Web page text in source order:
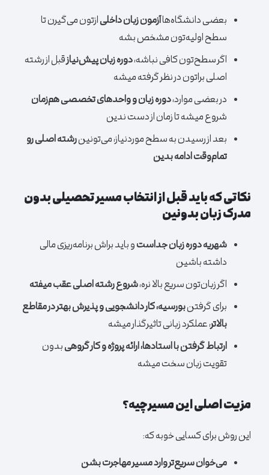
بعضی دانشگاه‌هاآزمون زبان داخلیازتون می‌گیرن تا
سطح اولیه‌تون مشخص بشه
اگر سطح‌تون کافی نباشه،دوره زبان پیش‌نیازقبل از رشته
اصلی براتون در نظر گرفته میشه
در بعضی موارد،دوره زبان و واحدهای تخصصی هم‌زمان
شروع میشه تا زمان از دست ندین
بعد از رسیدن به سطح موردنیاز، می‌تونینرشته اصلی رو
تمام‌وقت ادامه بدین
نکاتی که باید قبل از انتخاب مسیر تحصیلی بدون
مدرک زبان بدونین
شهریه دوره زبان جداستو باید براش برنامه‌ریزی مالی
داشته باشین
اگر زبان‌تون سریع بالا نره،شروع رشته اصلی عقب میفته
برای گرفتنبورسیه، کار دانشجویی و پذیرش بهتر در مقاطع
بالاتر، عملکرد زبانی تاثیرگذار میشه
ارتباط گرفتن با استادها، ارائه پروژه و کار گروهیبدون
تقویت زبان سخت میشه
مزیت اصلی این مسیر چیه؟
این روش برای کسایی خوبه که:
می‌خوان سریع‌تر وارد مسیر مهاجرت بشن